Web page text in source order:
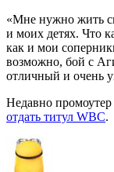
«Мне нужно жить
и моих детях. Что
как и мои
возможно, бой с
отличный и очень
Недавно
отдать титул WBC.